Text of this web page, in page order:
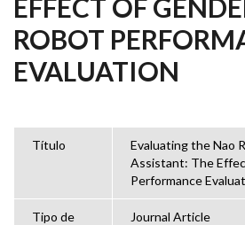
EFFECT OF
ROBOT
EVALUATION
Título
Evaluating the Nao
Assistant: The
Performance
Tipo de
Journal Article